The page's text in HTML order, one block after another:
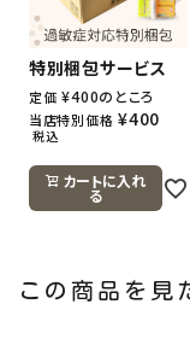
特別梱包サービス
定価 ¥400のところ
当店特別価格 ¥400
税込
カートに入れ
る
この商品を見